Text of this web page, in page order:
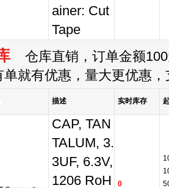
ainer: Cut
Tape
仓库直销，订单金额
单就有优惠，量大更优惠
描述 实时库存
CAP, TAN
TALUM, 3.
3UF, 6.3V,
1206 RoH
0